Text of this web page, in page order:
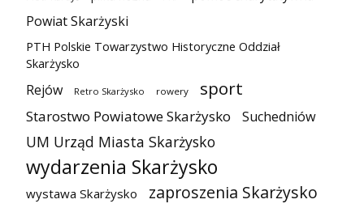
Powiat Skarżyski
PTH Polskie Towarzystwo Historyczne Oddział
Skarżysko
Rejów Retro Skarżysko rowery sport
Starostwo Powiatowe Skarżysko Suchedniów
UM Urząd Miasta Skarżysko
wydarzenia Skarżysko
wystawa Skarżysko zaproszenia Skarżysko